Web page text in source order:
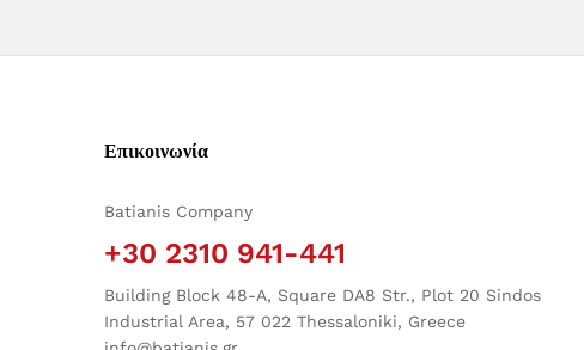
Επικοινωνία
Batianis Company
+30 2310 941-441
Building Block 48-A, Square DA8 Str., Plot 20 Sindos
Industrial Area, 57 022 Thessaloniki, Greece